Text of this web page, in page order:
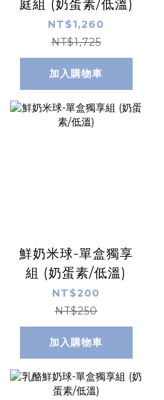
庭組 (奶蛋素/低溫)
NT$1,260
NT$1,725
加入購物車
鮮奶米球-單盒獨享
組 (奶蛋素/低溫)
NT$200
NT$250
加入購物車